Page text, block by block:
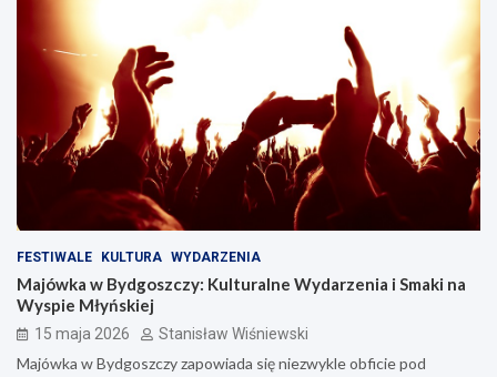
FESTIWALE KULTURA WYDARZENIA
Majówka w Bydgoszczy: Kulturalne Wydarzenia i Smaki na
Wyspie Młyńskiej
15 maja 2026 Stanisław Wiśniewski
Majówka w Bydgoszczy zapowiada się niezwykle obficie pod